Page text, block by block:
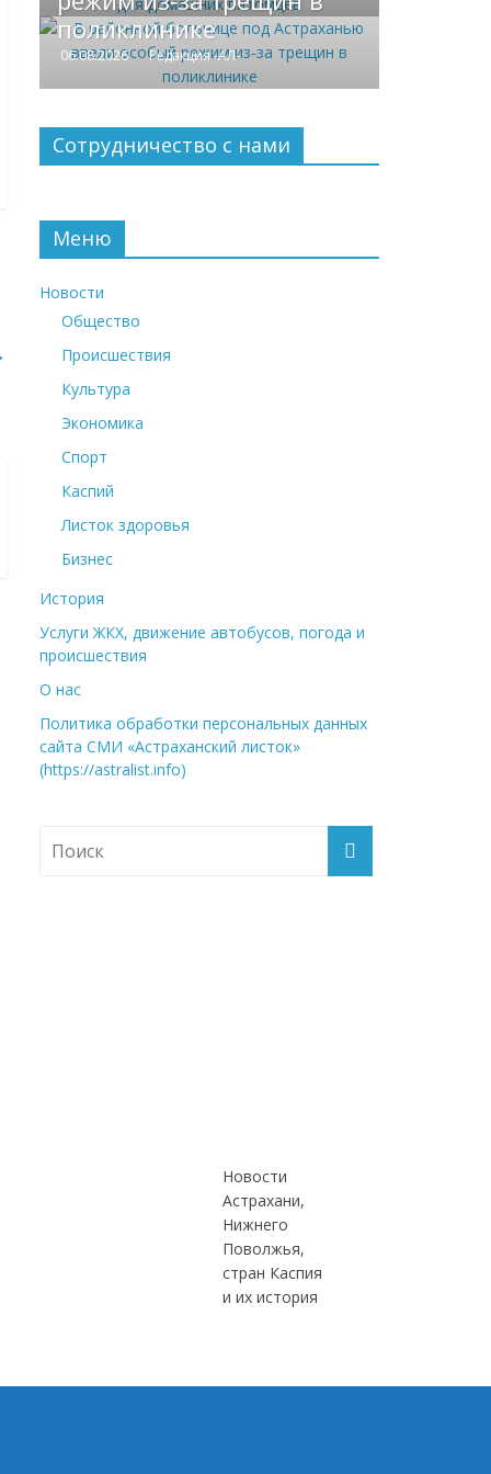
поликлинике
06.08.2026 Редакция -АЛ-
Сотрудничество с нами
Меню
Новости
Общество
Происшествия
Культура
Экономика
Спорт
Каспий
Листок здоровья
Бизнес
История
Услуги ЖКХ, движение автобусов, погода и
происшествия
О нас
Политика обработки персональных данных
сайта СМИ «Астраханский листок»
(https://astralist.info)
Новости
Астрахани,
Нижнего
Поволжья,
стран Каспия
и их история